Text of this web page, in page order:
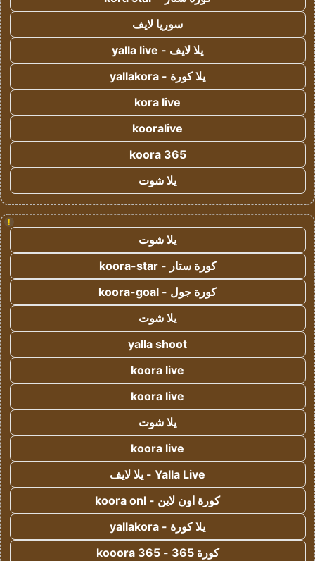
سوريا لايف
يلا لايف - yalla live
يلا كورة - yallakora
kora live
kooralive
koora 365
يلا شوت
!
يلا شوت
كورة ستار - koora-star
كورة جول - koora-goal
يلا شوت
yalla shoot
koora live
koora live
يلا شوت
koora live
Yalla Live - يلا لايف
كورة اون لاين - koora onl
يلا كورة - yallakora
كورة 365 - kooora 365